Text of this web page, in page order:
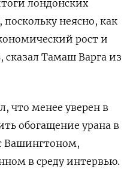
лондонских
неясно, как
рост и
Тамаш Варга из
что менее уверен в
обогащение урана в
Вашингтоном,
в среду интервью.